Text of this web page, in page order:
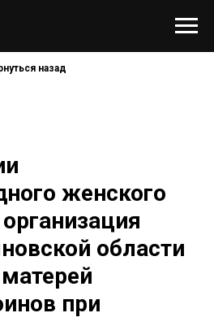
назад
женского
области
при